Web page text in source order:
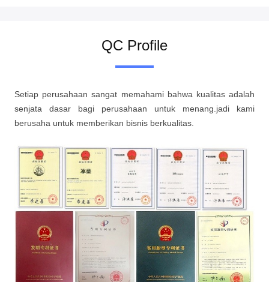
QC Profile
Setiap perusahaan sangat memahami bahwa kualitas adalah
senjata dasar bagi perusahaan untuk menang.jadi kami
berusaha untuk memberikan bisnis berkualitas.